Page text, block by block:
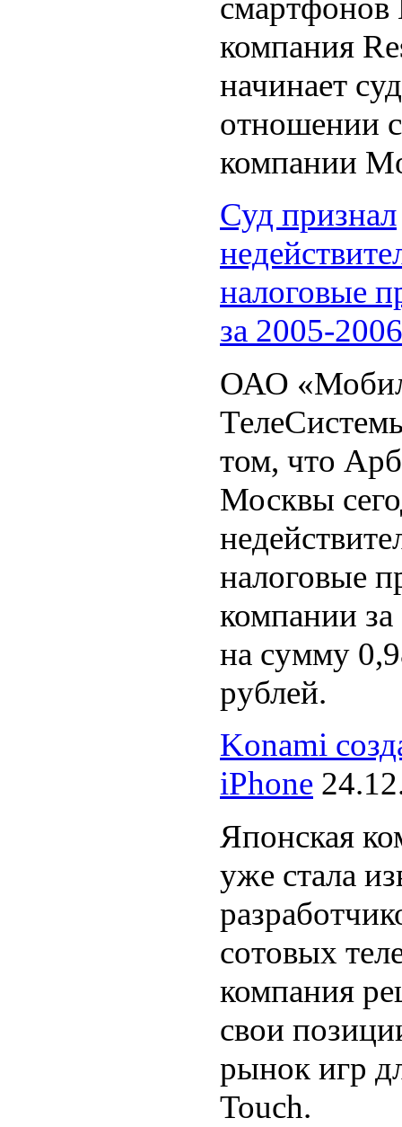
смартфонов
компания
начинает
отношении
компании
Суд признал
налоговые
за 2005-
ОАО
том, что
Москвы
налоговые
компании
на сумму
рублей.
Konami
iPhone
Японская
уже стала
сотовых
компания
свои
рынок игр
Touch.